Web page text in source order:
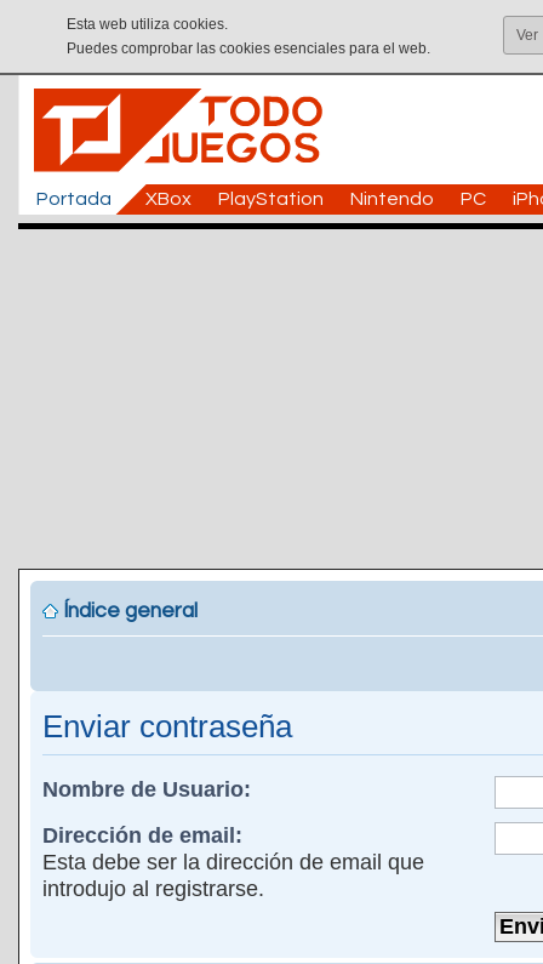
Esta web utiliza cookies.
Puedes comprobar las cookies esenciales para el web.
Ver
Portada XBox PlayStation Nintendo PC
Índice general
Enviar contraseña
Nombre de Usuario:
Dirección de email:
Esta debe ser la dirección de email que
introdujo al registrarse.